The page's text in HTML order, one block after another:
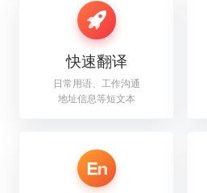
快速翻译
日常用语、工作沟通
地址信息等短文本